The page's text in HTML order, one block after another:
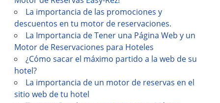
La importancia de las promociones y
descuentos en tu motor de reservaciones.
La Importancia de Tener una Página Web y un
Motor de Reservaciones para Hoteles
¿Cómo sacar el máximo partido a la web de su
hotel?
La importancia de un motor de reservas en el
sitio web de tu hotel